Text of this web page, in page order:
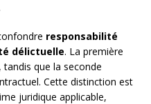
responsabilité
délictuelle. La première
tandis que la seconde
Cette distinction est
juridique applicable,